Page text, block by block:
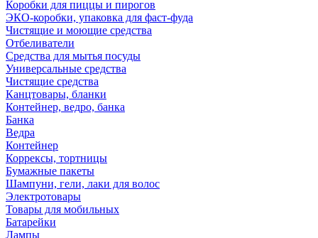
Коробки для пиццы и пирогов
ЭКО-коробки, упаковка для фаст-фуда
Чистящие и моющие средства
Отбеливатели
Средства для мытья посуды
Универсальные средства
Чистящие средства
Канцтовары, бланки
Контейнер, ведро, банка
Банка
Ведра
Контейнер
Коррексы, тортницы
Бумажные пакеты
Шампуни, гели, лаки для волос
Электротовары
Товары для мобильных
Батарейки
Лампы